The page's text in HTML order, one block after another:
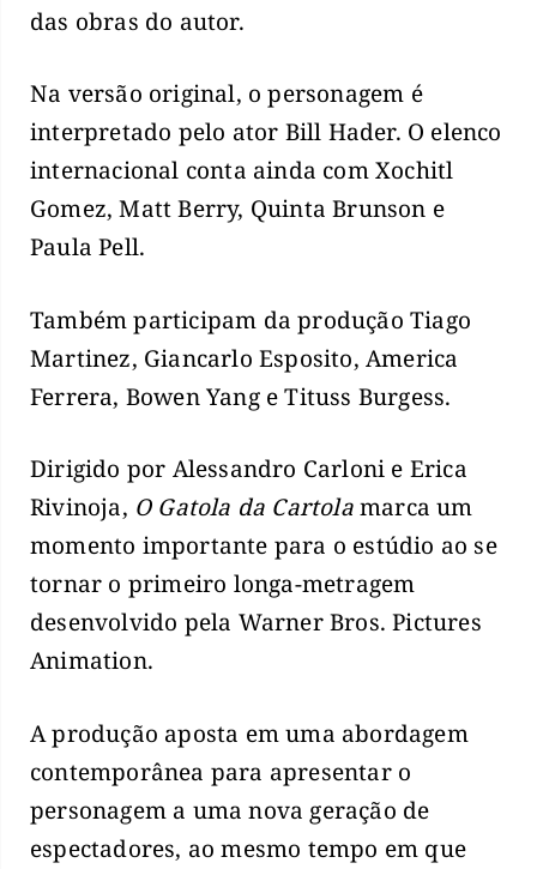
das obras do autor.
Na versão original, o personagem é
interpretado pelo ator Bill Hader. O elenco
internacional conta ainda com Xochitl
Gomez, Matt Berry, Quinta Brunson e
Paula Pell.
Também participam da produção Tiago
Martinez, Giancarlo Esposito, America
Ferrera, Bowen Yang e Tituss Burgess.
Dirigido por Alessandro Carloni e Erica
Rivinoja, O Gatola da Cartolamarca um
momento importante para o estúdio ao se
tornar o primeiro longa-metragem
desenvolvido pela Warner Bros. Pictures
Animation.
A produção aposta em uma abordagem
contemporânea para apresentar o
personagem a uma nova geração de
espectadores, ao mesmo tempo em que